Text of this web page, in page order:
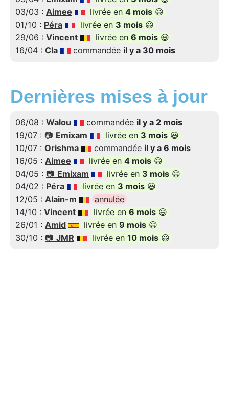
03/03 : Aimee livrée en 4 mois 😃
01/10 : Péra livrée en 3 mois 😃
29/06 : Vincent livrée en 6 mois 😃
16/04 : Cla commandée il y a 30 mois
Dernières mises à jour
06/08 : Walou commandée il y a 2 mois
19/07 : 📷 Emixam livrée en 3 mois 😃
10/07 : Orishma commandée il y a 6 mois
16/05 : Aimee livrée en 4 mois 😃
04/05 : 📷 Emixam livrée en 3 mois 😃
04/02 : Péra livrée en 3 mois 😃
12/05 : Alain-m
annulée
14/10 : Vincent livrée en 6 mois 😃
26/01 : Amid livrée en 9 mois 😃
30/10 : 📷 JMR livrée en 10 mois 😃